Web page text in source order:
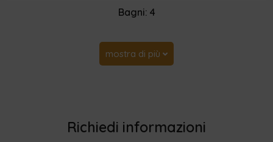
Bagni: 4
mostra di più
Richiedi informazioni